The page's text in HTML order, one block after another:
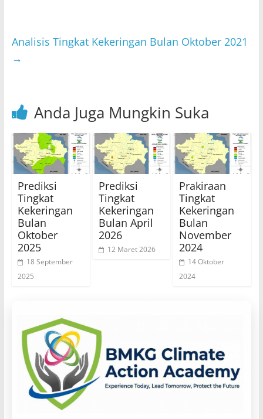
k
Analisis Tingkat Kekeringan Bulan Oktober 2021
→
Anda Juga Mungkin Suka
Prediksi
Tingkat
Kekeringan
Bulan
Oktober
2025
18 September
2025
Prediksi
Tingkat
Kekeringan
Bulan April
2026
12 Maret 2026
Prakiraan
Tingkat
Kekeringan
Bulan
November
2024
14 Oktober
2024